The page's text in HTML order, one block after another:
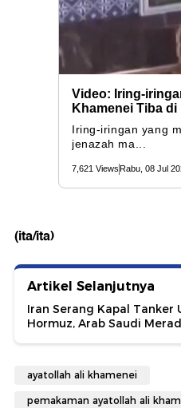
(ita/ita)
Artikel Selanjutnya
Iran Serang Kapal Tanker
Hormuz, Arab Saudi
ayatollah ali khamenei
pemakaman ayatollah ali